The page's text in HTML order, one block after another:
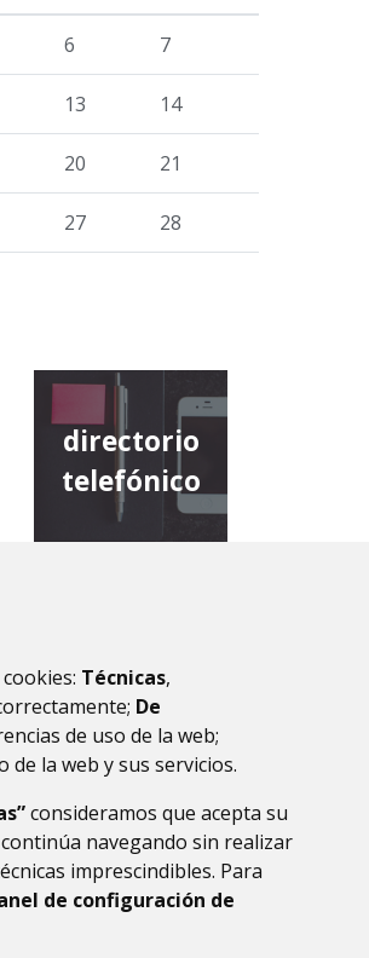
Técnicas,
De
de uso de la web;
la web y sus servicios.
consideramos que acepta su
navegando sin realizar
imprescindibles. Para
de configuración de
6 7
13 14
20 21
27 28
directorio
telefónico
provincial de
huesca